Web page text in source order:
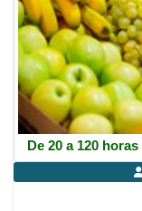
De 20 a 120 horas